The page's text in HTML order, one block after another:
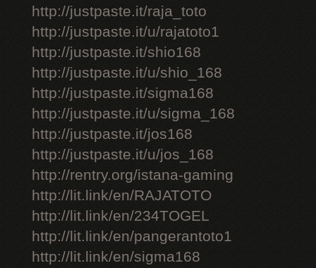
http://justpaste.it/raja_toto
http://justpaste.it/u/rajatoto1
http://justpaste.it/shio168
http://justpaste.it/u/shio_168
http://justpaste.it/sigma168
http://justpaste.it/u/sigma_168
http://justpaste.it/jos168
http://justpaste.it/u/jos_168
http://rentry.org/istana-gaming
http://lit.link/en/RAJATOTO
http://lit.link/en/234TOGEL
http://lit.link/en/pangerantoto1
http://lit.link/en/sigma168